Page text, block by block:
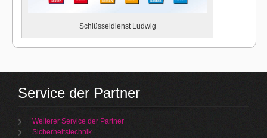
Schlüsseldienst Ludwig
Service der Partner
Weiterer Service der Partner
Sicherheitstechnik